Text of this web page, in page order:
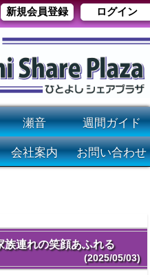
ログイン
新規会員登録
瀬音 週間ガイド
会社案内 お問い合わせ
連れの笑顔あふれる
(2025/05/03)